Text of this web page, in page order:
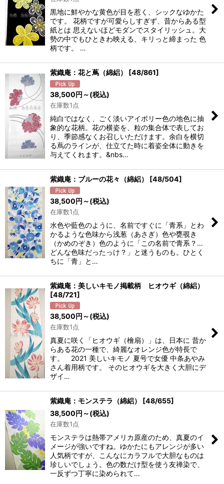
黒地に鮮やかな黄色が目を惹く、シックなゆかた
です。 花柄ですが可愛らしすぎず、昔からある型
紙とは 思えないほどモダンでスタイリッシュ。大
勢の中でもひときわ映える、キリっと締まった 色
柄です。 …
紫織庵：花と蔦（綿絽） [48/861]
38,500円 ～(税込)
在庫数1点
純白ではなく、ごく淡いアイボリー色の地色に抽
象的な花柄。花の横姿を、粒の集合体で表してお
り、季節感なくお召しいただけます。余白を横切
る蔦のラインが、仕立てた時に着姿全体に動きを
与えてくれます。&nbs…
紫織庵：ブルーの花々（綿絽） [48/504]
38,500円 ～(税込)
在庫数1点
水色や藍色のように、名前ですぐに「青系」とわ
かるような色味から浅葱（あさぎ）色や甕覗き
（かめのぞき）色のように「この名前で青系？…
どんな色味だったっけ？」と迷うものも。ひとく
ちに「青」と…
紫織庵：美しいキモノ掲載柄 ヒオウギ（綿絽）
[48/721]
38,500円 ～(税込)
在庫数1点
真夏に咲く「ヒオウギ（檜扇）」は、日本に 昔か
らある花の一種で、綺麗なオレンジ色が特長で
す。 2021 美しいキモノ 夏号で女優 中条あやみ
さん着用柄です。 そのヒオウギを大きく大胆にデ
ザイ…
紫織庵：モンステラ（綿絽） [48/655]
38,500円 ～(税込)
在庫数1点
モンステラは熱帯アメリカ原産のため、真夏のイ
メージが強いですね。ゆかたにもアレンジが多い
人気柄ですが、こんなにカラフルで大胆なものは
珍しいでしょう。色の数だけ型を使う友禅染で、
一反ずつ丁寧に染められて…